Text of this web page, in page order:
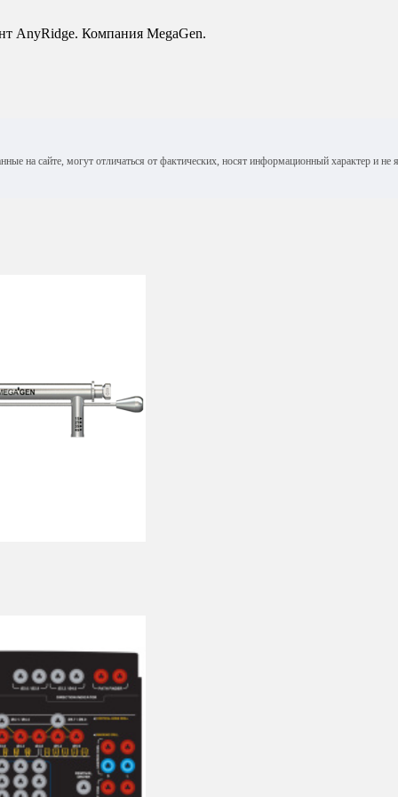
AnyRidge. Компания MegaGen.
на сайте, могут отличаться от фактических, носят информационный характер и